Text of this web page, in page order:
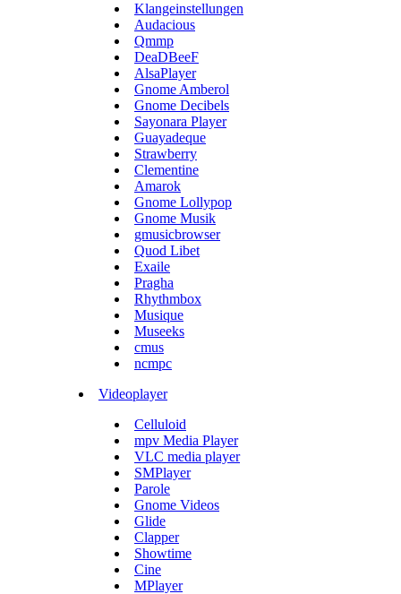
Klangeinstellungen
Audacious
Qmmp
DeaDBeeF
AlsaPlayer
Gnome Amberol
Gnome Decibels
Sayonara Player
Guayadeque
Strawberry
Clementine
Amarok
Gnome Lollypop
Gnome Musik
gmusicbrowser
Quod Libet
Exaile
Pragha
Rhythmbox
Musique
Museeks
cmus
ncmpc
Videoplayer
Celluloid
mpv Media Player
VLC media player
SMPlayer
Parole
Gnome Videos
Glide
Clapper
Showtime
Cine
MPlayer